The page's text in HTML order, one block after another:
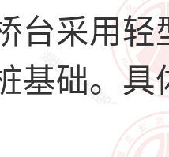
台采用
基础。